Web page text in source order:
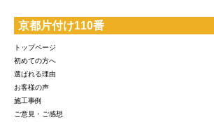
京都片付け110番
トップページ
初めての方へ
選ばれる理由
お客様の声
施工事例
ご意見・ご感想